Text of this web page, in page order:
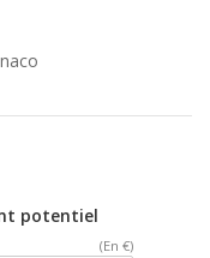
potentiel
(En €)